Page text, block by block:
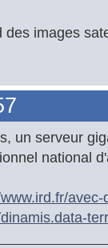
des images
un serveur
national